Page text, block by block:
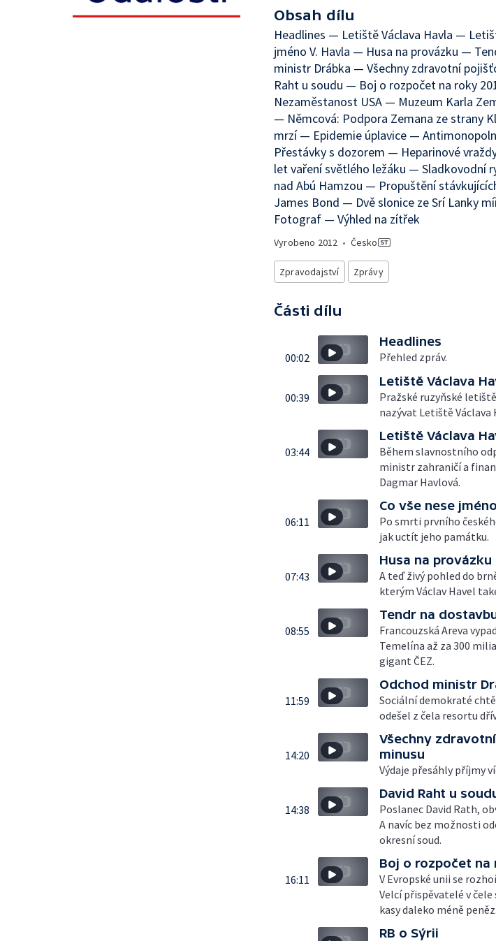
Obsah dílu
Headlines — Letiště Václava Havla —
jméno V. Havla — Husa na provázku —
ministr Drábka — Všechny zdravotní
Raht u soudu — Boj o rozpočet na roky
Nezaměstanost USA — Muzeum Karla
— Němcová: Podpora Zemana ze strany
mrzí — Epidemie úplavice —
Přestávky s dozorem — Heparinové
let vaření světlého ležáku — Sladkovodní
nad Abú Hamzou — Propuštění
James Bond — Dvě slonice ze Srí Lanky
Fotograf — Výhled na zítřek
Vyrobeno 2012 • Česko
Zpravodajství Zprávy
Části dílu
00:02
Headlines
Přehled zpráv.
00:39
Letiště Václava
Pražské ruzyňské
nazývat Letiště Václava
03:44
Letiště Václava
Během slavnostního
ministr zahraničí a
Dagmar Havlová.
06:11
Co vše nese
Po smrti prvního
jak uctít jeho památku.
07:43
Husa na provázku
A teď živý pohled do
kterým Václav Havel
08:55
Tendr na
Francouzská Areva
Temelína až za 300
gigant ČEZ.
11:59
Odchod ministr
Sociální demokraté
odešel z čela resortu
14:20
Všechny
minusu
Výdaje přesáhly příjmy
14:38
David Raht u
Poslanec David Rath,
A navíc bez možnosti
okresní soud.
16:11
Boj o rozpočet na
V Evropské unii se
Velcí přispěvatelé v
kasy daleko méně peněz.
RB o Sýrii